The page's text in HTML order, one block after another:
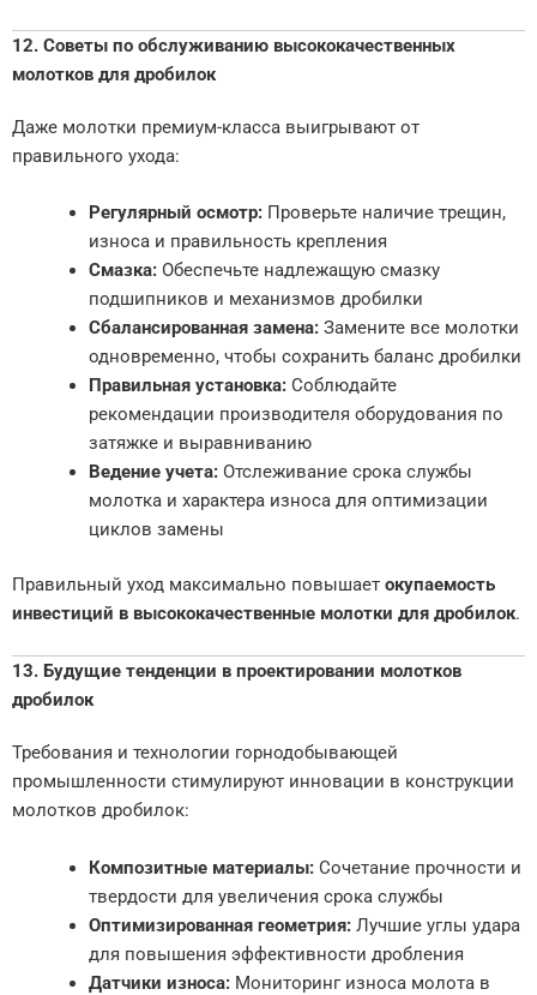
12. Советы по обслуживанию высококачественных
молотков для дробилок
Даже молотки премиум-класса выигрывают от
правильного ухода:
Регулярный осмотр:Проверьте наличие трещин,
износа и правильность крепления
Смазка:Обеспечьте надлежащую смазку
подшипников и механизмов дробилки
Сбалансированная замена:Замените все молотки
одновременно, чтобы сохранить баланс дробилки
Правильная установка:Соблюдайте
рекомендации производителя оборудования по
затяжке и выравниванию
Ведение учета:Отслеживание срока службы
молотка и характера износа для оптимизации
циклов замены
Правильный уход максимально повышает окупаемость
инвестиций в высококачественные молотки для дробилок.
13. Будущие тенденции в проектировании молотков
дробилок
Требования и технологии горнодобывающей
промышленности стимулируют инновации в конструкции
молотков дробилок:
Композитные материалы:Сочетание прочности и
твердости для увеличения срока службы
Оптимизированная геометрия:Лучшие углы удара
для повышения эффективности дробления
Датчики износа:Мониторинг износа молота в